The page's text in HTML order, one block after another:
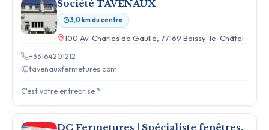
Société TAVENAUX
3,0 km du centre
100 Av. Charles de Gaulle, 77169 Boissy-le-Châtel
+33164201212
tavenauxfermetures.com
C'est votre entreprise ?
DC Fermetures | Spécialiste fenêtres,